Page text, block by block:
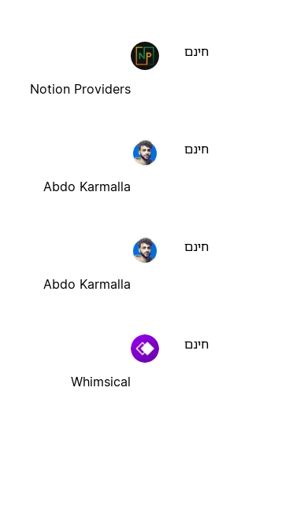
חינם
Notion Providers
חינם
Abdo Karmalla
חינם
Abdo Karmalla
חינם
Whimsical